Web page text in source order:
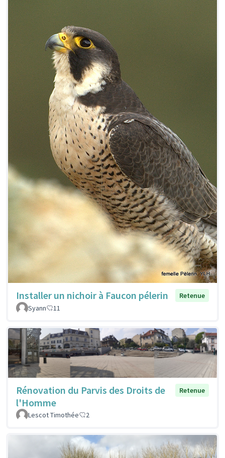
Installer un nichoir à Faucon pélerin
Retenue
Syann
11
Rénovation du Parvis des Droits de
l'Homme
Retenue
Lescot Timothée 2